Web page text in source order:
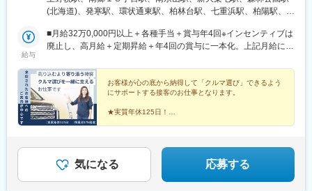
駅、竹下駅、折尾駅、室見駅、門司駅、佐賀駅、道ノ尾駅、幸
駅、平成駅、竜田口駅、鶴崎駅、南大分駅、南延岡駅、日向住吉
駅、上塩屋駅、てだこ浦西駅、浦添前田駅、赤嶺駅、放出駅、偕
楽園駅、荒尾駅(岐阜県)、長泉なめり駅、小池駅、名和駅(愛知
県)、前橋大島駅、藤代駅、羽犬塚駅、西新井大師西駅、信濃国分
糀谷駅、尻手駅、センター北駅、長沼駅(静岡県)、はなみずき通
駅、大須観音駅、本郷駅(愛知県)、追分駅(三重県)、妙国寺前駅、
南茨木駅(阪急線)、西富井駅、楽々園駅、知寄町駅、赤迫駅、深江
橋駅、蒲田駅、上前津駅、知寄町一丁目駅
の勤務形態も選択可能です！★自動車通勤OK（一部除く）★受動
島市平良西里1276ネクステージ水戸南店／茨城県東茨城郡茨城町
長岡矢頭3530SUV LAND名古屋／愛知県名古屋市緑区大高町丸の
(北海道)、発寒駅、環状通東駅、柏林台駅、七重浜駅、柏陽駅、運
野駅、中野栄駅、八乙女駅、黒松駅(宮城県)、新利府駅、船岡駅
(宮城県)、泉中央駅、塚目駅、館腰駅、土崎駅、漆山駅(山形県)、
駅、石岡駅、常陸多賀駅、岡本駅(栃木県)、小山駅、西那須野駅、
新伊勢崎駅、西小泉駅、北戸田駅、与野本町駅、幸手駅、吹上駅
(埼玉県)、北上尾駅、新座駅、草加駅、動物公園駅、習志野駅、柏
駅、柏たなか駅、幕張駅、公津の杜駅、木更津駅、南町田グラン
ベリーパーク駅、青砥駅、小平駅、中神駅、上野毛駅、千川駅、
駅、善行駅、鴨居駅、入谷駅(神奈川県)、鴨宮駅、淵野辺駅、矢向
駅、倉見駅、港南台駅、湘南深沢駅、矢部駅、センター南駅、寒
給与
■月給32万0,000円以上＋各種手当＋賞与年4回※インセンティブは
廃止し、高月給＋定期昇給＋年4回の賞与に一本化。上記月給には
┗全国転勤ありのグローバル型の場合の給与となります。※前職・
経験などを考慮して決定します。★職種経験(業界不問)をお持ちの
方であれば スタートから月給35万7,000円以上！ ※当社規定に
準ずる（みなし残業代29h分・6万1,000円以上を含む・超過分は
別途支給）
お客様が心の底から納得して「クルマ選び」できるよう
にサポートする接客のお仕事となります。
★実質年休125日！
★押し売りではなく、お客様に寄り添う接客！
気になる 応募する